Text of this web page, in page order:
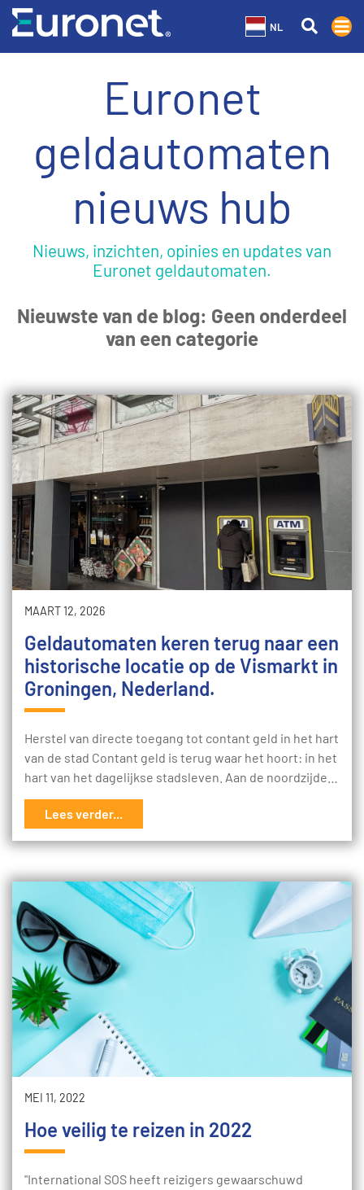
NL
Euronet
geldautomaten
nieuws hub
Nieuws, inzichten, opinies en updates van
Euronet geldautomaten.
Nieuwste van de blog: Geen onderdeel
van een categorie
MAART 12, 2026
Geldautomaten keren terug naar een
historische locatie op de Vismarkt in
Groningen, Nederland.
Herstel van directe toegang tot contant geld in het hart
van de stad Contant geld is terug waar het hoort: in het
hart van het dagelijkse stadsleven. Aan de noordzijde…
Lees verder...
MEI 11, 2022
Hoe veilig te reizen in 2022
"International SOS heeft reizigers gewaarschuwd